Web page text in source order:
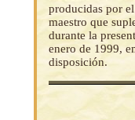
producidas por
maestro que
durante la
enero de 1999,
disposición.